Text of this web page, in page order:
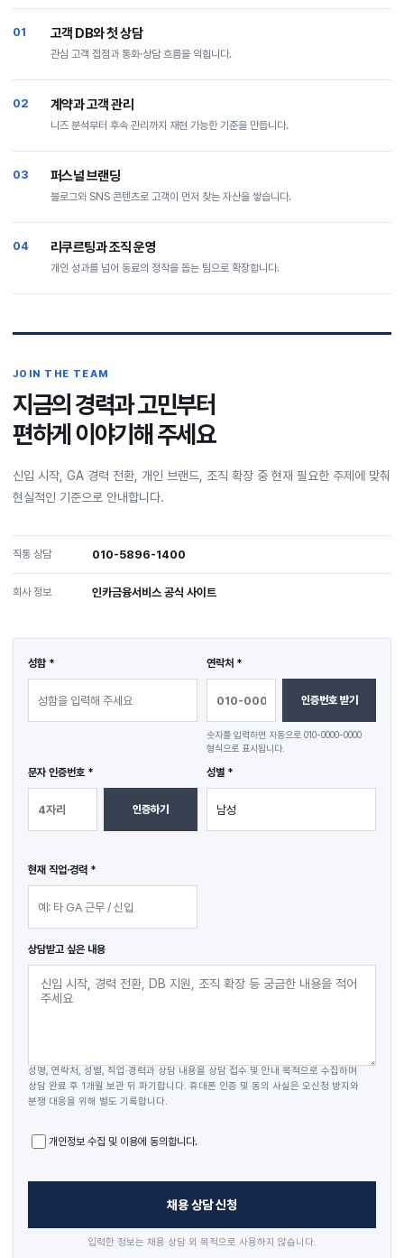
01 고객 DB와 첫 상담
관심 고객 접점과 통화·상담 흐름을 익힙니다.
02 계약과 고객 관리
니즈 분석부터 후속 관리까지 재현 가능한 기준을 만듭니다.
03 퍼스널 브랜딩
블로그와 SNS 콘텐츠로 고객이 먼저 찾는 자산을 쌓습니다.
04 리쿠르팅과 조직 운영
개인 성과를 넘어 동료의 정착을 돕는 팀으로 확장합니다.
JOIN THE TEAM
지금의 경력과 고민부터
편하게 이야기해 주세요
신입 시작, GA 경력 전환, 개인 브랜드, 조직 확장 중 현재 필요한 주제에 맞춰
현실적인 기준으로 안내합니다.
직통 상담 010-5896-1400
회사 정보 인카금융서비스 공식 사이트
성함 * 연락처 *
인증번호 받기
숫자를 입력하면 자동으로 010-0000-0000
형식으로 표시됩니다.
문자 인증번호 *
인증하기
성별 *
현재 직업·경력 *
상담받고 싶은 내용
성명, 연락처, 성별, 직업·경력과 상담 내용을 상담 접수 및 안내 목적으로 수집하며
상담 완료 후 1개월 보관 뒤 파기합니다. 휴대폰 인증 및 동의 사실은 오신청 방지와
분쟁 대응을 위해 별도 기록합니다.
개인정보 수집 및 이용에 동의합니다.
채용 상담 신청
입력한 정보는 채용 상담 외 목적으로 사용하지 않습니다.